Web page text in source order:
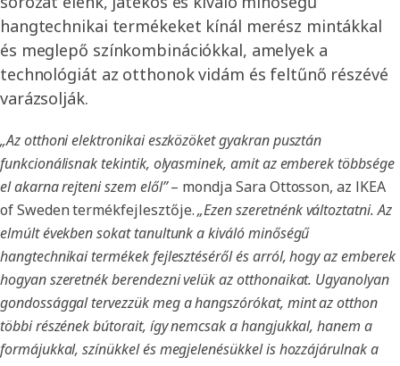
hangtechnikai termékeket kínál merész mintákkal
és meglepő színkombinációkkal, amelyek a
technológiát az otthonok vidám és feltűnő részévé
varázsolják.
„Az otthoni elektronikai eszközöket gyakran pusztán
funkcionálisnak tekintik, olyasminek, amit az emberek többsége
el akarna rejteni szem elől”– mondja Sara Ottosson, az IKEA
of Sweden termékfejlesztője.„Ezen szeretnénk változtatni. Az
elmúlt években sokat tanultunk a kiváló minőségű
hangtechnikai termékek fejlesztéséről és arról, hogy az emberek
hogyan szeretnék berendezni velük az otthonaikat. Ugyanolyan
gondossággal tervezzük meg a hangszórókat, mint az otthon
többi részének bútorait, így nemcsak a hangjukkal, hanem a
formájukkal, színükkel és megjelenésükkel is hozzájárulnak a